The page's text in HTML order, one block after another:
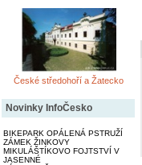
České středohoří a Žatecko
Novinky InfoČesko
BIKEPARK OPÁLENÁ PSTRUŽÍ
ZÁMEK ŽINKOVY
MIKULÁŠTÍKOVO FOJTSTVÍ V
JASENNÉ